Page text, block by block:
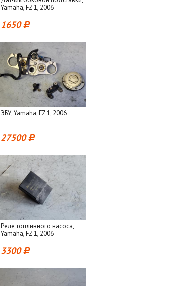
Yamaha, FZ 1, 2006
1650
ЭБУ, Yamaha, FZ 1, 2006
27500
Реле топливного насоса,
Yamaha, FZ 1, 2006
3300